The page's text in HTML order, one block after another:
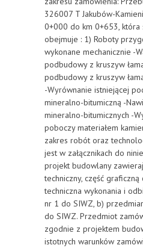
326007 T Jakubów-
0+000 do km 0+653, która
obejmuje : 1) Roboty
wykonane mechanicznie -
podbudowy z kruszyw
podbudowy z kruszyw
-Wyrównanie istniejącej
mineralno-bitumiczną -
mineralno-bitumicznych -
poboczy materiałem
zakres robót oraz
jest w załącznikach do
projekt budowlany
techniczny, część
techniczna wykonania i
nr 1 do SIWZ, b)
do SIWZ. Przedmiot
zgodnie z projektem
istotnych warunków